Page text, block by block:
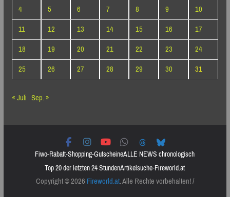
4
5 6 7 8 9
10
11
12 13 14 15 16
17
18
19 20 21 22 23
24
25
26 27 28 29 30
31
« Juli Sep. »
Fiwo-Rabatt-Shopping-GutscheineALLE NEWS chronologisch
Top 20 der letzten 24 StundenArtikelsuche-Fireworld.at
Copyright © 2026Fireworld.at. Alle Rechte vorbehalten! /